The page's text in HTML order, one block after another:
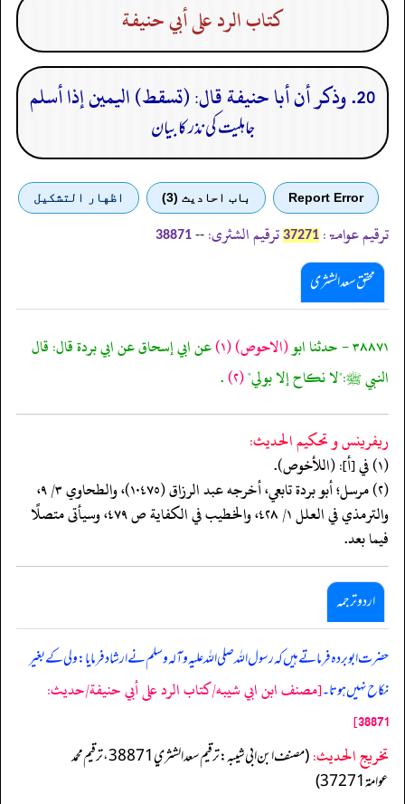
كتاب الرد على أبي حنيفة
20. وذكر أن أبا حنيفة قال: (تسقط) اليمين إذا أسلم
جاہلیت کی نذر کا بیان
Report Error باب احادیث (3) اظهار التشكيل
ترقیم عوامۃ: 37271 ترقیم الشثری: --
38871
محقق سعد الشثری
٣٨٨٧١ - حدثنا ابو (الاحوص)(١) عن ابي إسحاق عن ابي بردة قال: قال
النبي ﷺ:"لا نكاح إلا بولي"(٢) .
ريفرينس و تحكيم الحدیث:
(١) في [أ]: (اللأخوص).
(٢) مرسل؛ أبو بردة تابعي، أخرجه عبد الرزاق (١٠٤٧٥)، والطحاوي ٣/ ٩،
والترمذي في العلل ١/ ٤٢٨، والخطيب في الكفاية ص ٤٧٩، وسيأتى متصلًا
فيما بعد.
اردو ترجمہ
حضرت ابو بردہ فرماتے ہیں کہ رسول اللہ صلی اللہ علیہ وآلہ وسلم نے ارشاد فرمایا: ولی کے بغیر
نکاح نہیں ہوتا۔[مصنف ابن ابي شيبه/كتاب الرد على أبي حنيفة/حدیث:
38871]
تخریج الحدیث:
(مصنف ابن ابي شيبه: ترقيم سعد الشثري 38871، ترقيم محمد
عوامة 37271)